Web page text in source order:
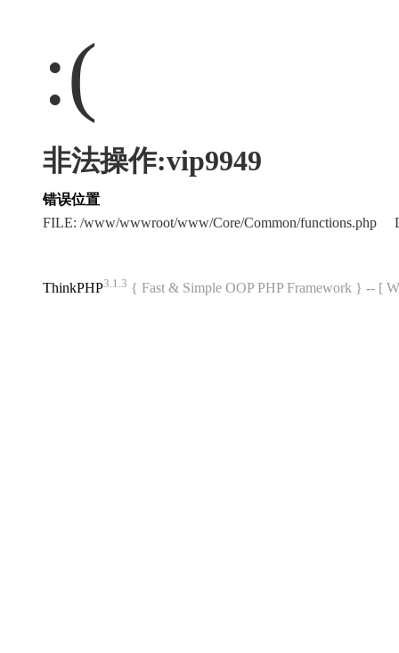
:(
非法操作:vip9949
错误位置
FILE: /www/wwwroot/www/Core/Common/functions.php
ThinkPHP3.1.3 { Fast & Simple OOP PHP Framework } -- [